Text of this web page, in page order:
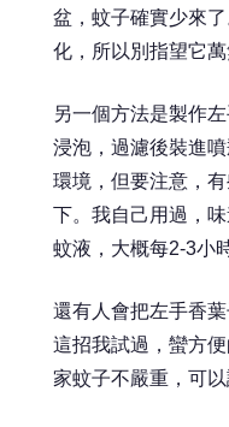
盆，蚊子確實少來
化，所以別指望它萬
另一個方法是製作
浸泡，過濾後裝進
環境，但要注意，
下。我自己用過，
蚊液，大概每2-3小
還有人會把左手香
這招我試過，蠻方
家蚊子不嚴重，可以